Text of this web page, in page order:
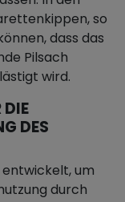
so
dass das
Pilsach
wird.
DES
um
durch